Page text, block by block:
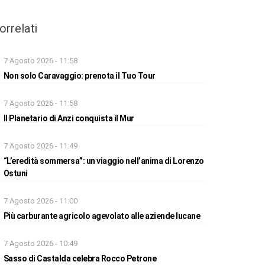
7 Agosto 2026 - 11:58
Non solo Caravaggio: prenota il Tuo Tour
7 Agosto 2026 - 11:58
Il Planetario di Anzi conquista il Mur
7 Agosto 2026 - 11:49
“L’eredità sommersa”: un viaggio nell’anima di Lorenzo
Ostuni
7 Agosto 2026 - 11:00
Più carburante agricolo agevolato alle aziende lucane
7 Agosto 2026 - 10:49
Sasso di Castalda celebra Rocco Petrone